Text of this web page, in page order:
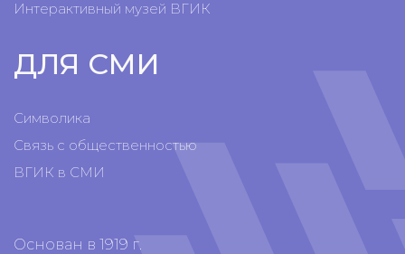
Интерактивный музей ВГИК
ДЛЯ СМИ
Символика
Связь с общественностью
ВГИК в СМИ
Основан в 1919 г.